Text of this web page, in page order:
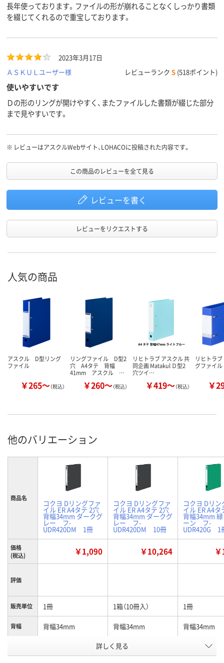
長年使っております。ファイルの形が崩れることなくしっかり書類
を綴じてくれるので重宝しております。
2023年3月17日
ＡＳＫＵＬユーザー様
レビューランク S (518ポイント)
使いやすいです
Ｄの形のリングが開けやすく、またファイルした書類が綴じた部分
まで見やすいです。
※ レビューはアスクルWebサイト、LOHACOに投稿された内容です。
この商品のレビューを全て見る
レビューを書く
レビューをリクエストする
人気の商品
アスクル D型リング
ファイル
￥265～（税込）
リングファイル D型2
穴 A4タテ 背幅
41mm アスクル …
￥260～（税込）
リヒトラブ アスクル 共
同企画 Matakul Ｄ型2
穴ツイ…
￥419～（税込）
リヒトラ
グファイ
￥
他のバリエーション
商品名
コクヨ Dリングファ
イル ER A4タテ 2穴
背幅34mm ダークグ
レー フ-
UDR420DM 1冊
コクヨ Dリングファ
イル ER A4タテ 2穴
背幅34mm ダークグ
レー フ-
UDR420DM 10冊
コクヨ Dリン
イル ER A4タ
背幅34mm
ーン フ-
UDR420G 1
価格
(税込)
￥1,090 ￥10,264
評価
販売単位 1冊 1箱（10冊入） 1冊
背幅 背幅34mm 背幅34mm 背幅34mm
グレー
詳しく見る